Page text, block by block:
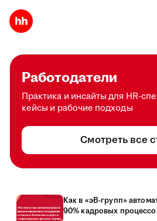
Работодатели
Практика и инсайты для HR-
кейсы и рабочие подходы
Смотреть все
Как в «эВ-групп»
90% кадровых